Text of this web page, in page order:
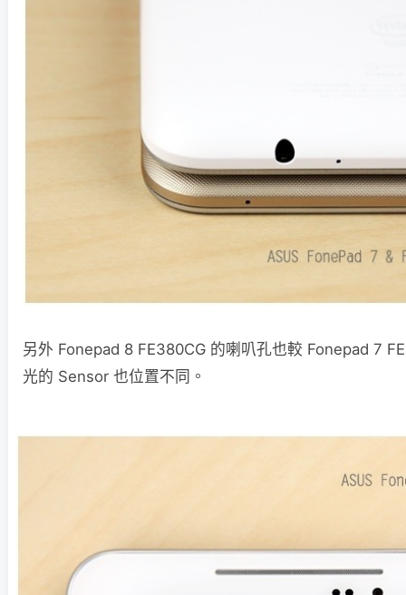
另外 Fonepad 8 FE380CG 的喇叭孔也較 Fonepad 7
光的 Sensor 也位置不同。